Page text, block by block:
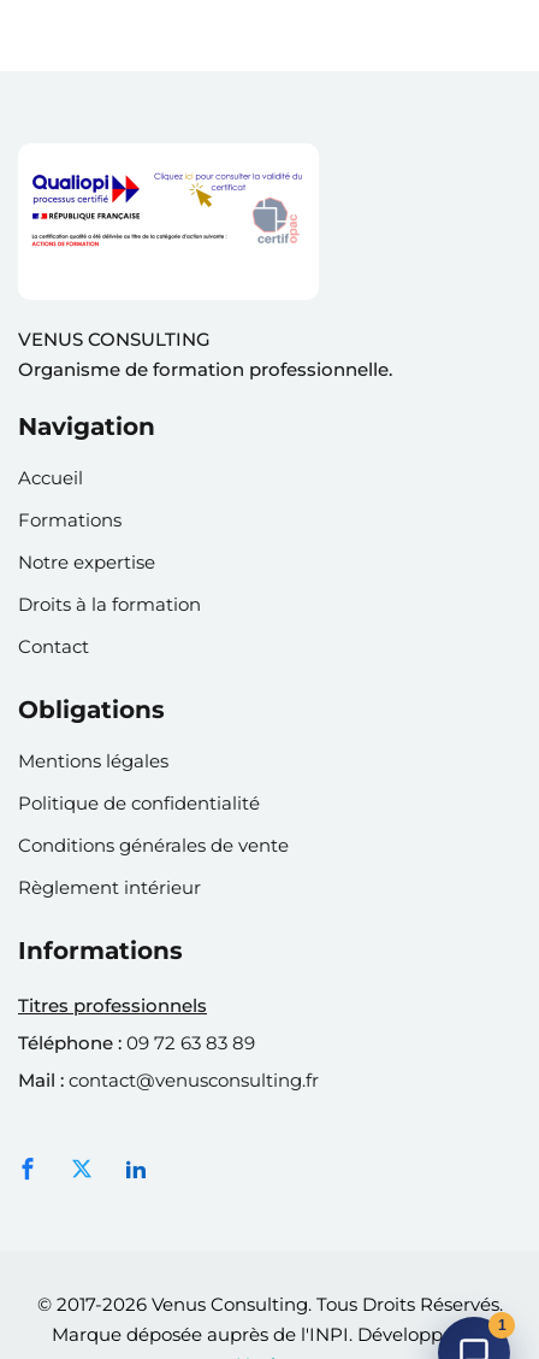
VENUS CONSULTING
Organisme de formation professionnelle.
Navigation
Accueil
Formations
Notre expertise
Droits à la formation
Contact
Obligations
Mentions légales
Politique de confidentialité
Conditions générales de vente
Règlement intérieur
Informations
Titres professionnels
Téléphone : 09 72 63 83 89
Mail : contact@venusconsulting.fr
© 2017-2026 Venus Consulting. Tous Droits Réservés.
Marque déposée auprès de l'INPI. Développé par
1